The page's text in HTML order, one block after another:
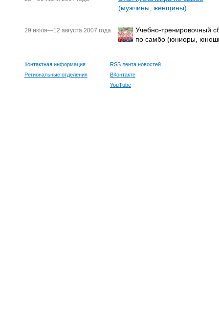
(мужчины, женщины)
29 июля—12 августа 2007 года
Учебно-тренировочный
по самбо (юниоры,
Контактная информация
Региональные отделения
RSS лента новостей
ВКонтакте
YouTube